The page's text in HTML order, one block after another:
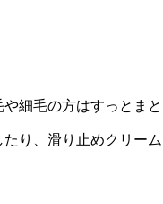
細毛の方はすっとまと
り、滑り止めクリーム